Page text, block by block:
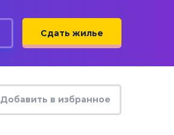
Сдать жилье
Добавить в избранное